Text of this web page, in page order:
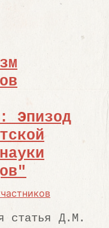
Эпизод
статья Д.М.